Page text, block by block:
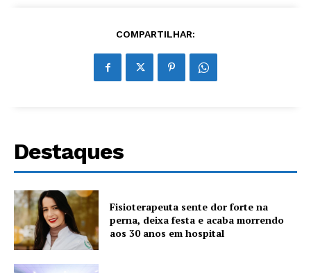
COMPARTILHAR:
Destaques
Fisioterapeuta sente dor forte na
perna, deixa festa e acaba morrendo
aos 30 anos em hospital